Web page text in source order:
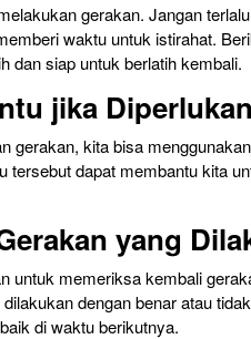
gerakan. Jangan
waktu untuk istirahat.
dan siap untuk berlatih kembali.
jika Diperlukan
gerakan, kita bisa
tersebut dapat membantu kita
yang
untuk memeriksa kembali
dengan benar atau
di waktu berikutnya.